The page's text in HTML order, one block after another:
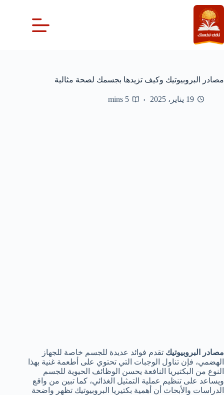
التجاوز
إلى
المحتوى
مصادر البروبيوتيك وكيف تزيدها بجسمك لصحة مثالية
19 يناير، 2025 5 mins
مصادر البروبيوتيك تقدم فوائد عديدة للجسم خاصة للجهاز
الهضمي، فإن تناول الوجبات التي تحتوي على أطعمة غنية بهذا
النوع من البكتيريا النافعة يحسن الوظائف الحيوية للجسم
ويساعد على تنظيم عملية التمثيل الغذائي، كما تبين من واقع
الدراسات والأبحاث أن أهمية بكتيريا البروبيوتيك تظهر واضحة